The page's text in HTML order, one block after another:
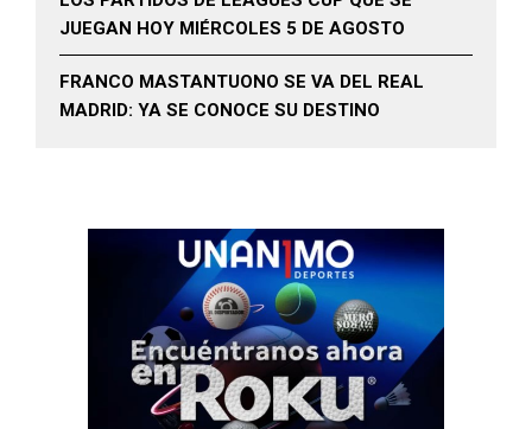
JUEGAN HOY MIÉRCOLES 5 DE AGOSTO
FRANCO MASTANTUONO SE VA DEL REAL
MADRID: YA SE CONOCE SU DESTINO